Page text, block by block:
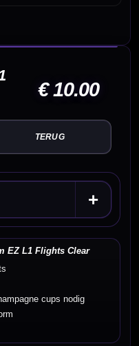
€ 10.00
TERUG
EZ L1 Flights Clear
cups nodig
+